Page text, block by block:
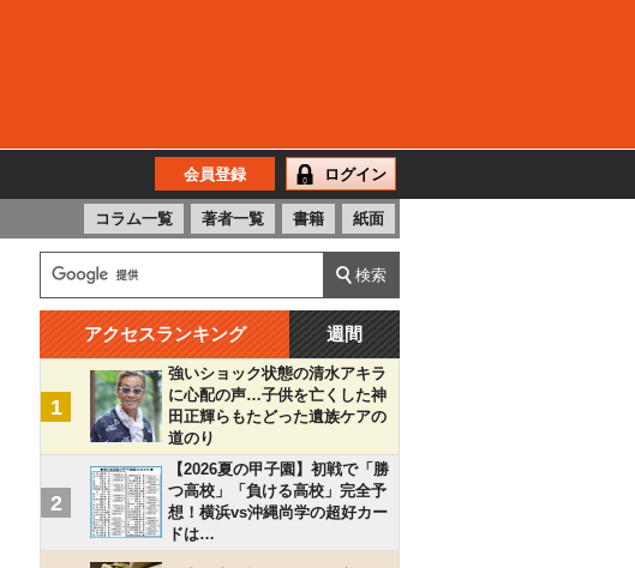
会員登録 ログイン
コラム一覧 著者一覧 書籍 紙面
アクセスランキング 週間
1
強いショック状態の清水アキラ
に心配の声…子供を亡くした神
田正輝らもたどった遺族ケアの
道のり
2
【2026夏の甲子園】初戦で「勝
つ高校」「負ける高校」完全予
想！横浜vs沖縄尚学の超好カー
ドは…